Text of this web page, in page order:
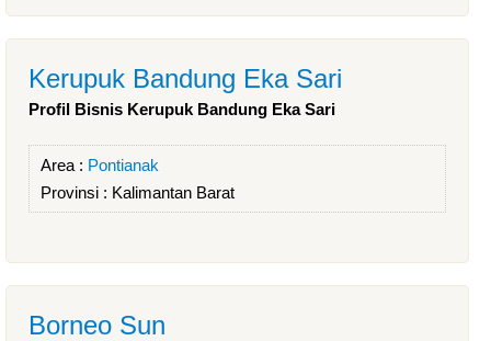
Kerupuk Bandung Eka Sari
Profil Bisnis Kerupuk Bandung Eka Sari
Area : Pontianak
Provinsi : Kalimantan Barat
Borneo Sun